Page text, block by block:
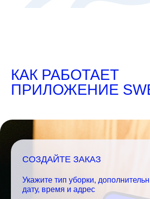
КАК РАБОТАЕТ
ПРИЛОЖЕНИЕ
СОЗДАЙТЕ ЗАКАЗ
Укажите тип уборки,
дату, время и адрес